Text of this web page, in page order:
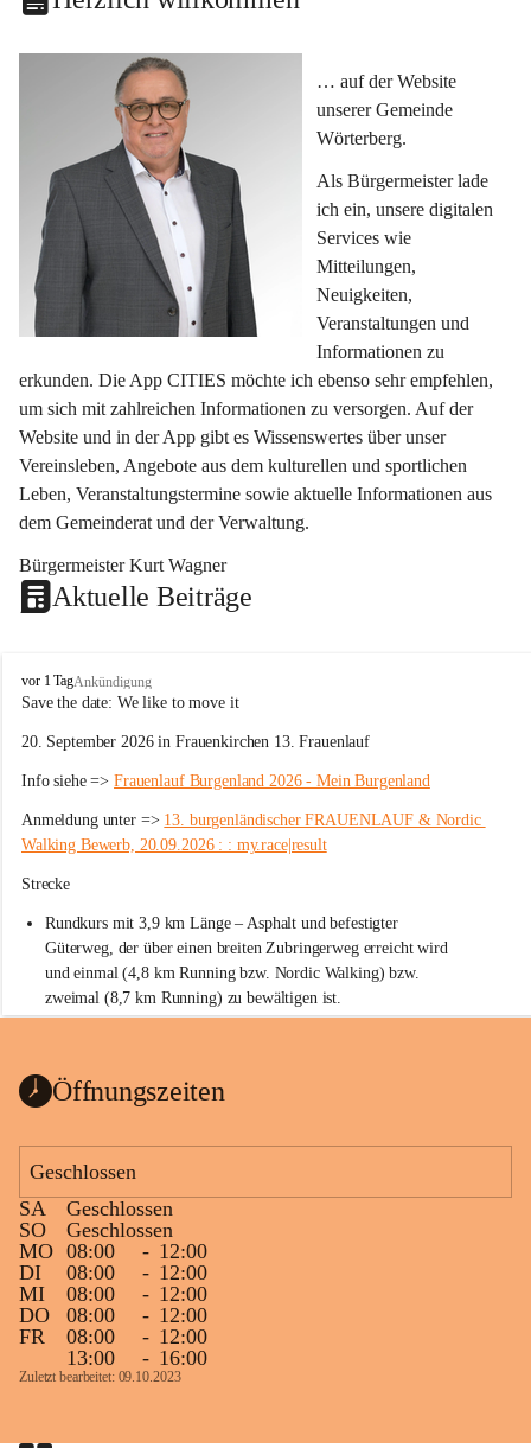
… auf der Website
unserer Gemeinde
Wörterberg.
Als Bürgermeister lade
ich ein, unsere digitalen
Services wie
Mitteilungen,
Neuigkeiten,
Veranstaltungen und
Informationen zu
erkunden. Die App CITIES möchte ich ebenso sehr empfehlen,
um sich mit zahlreichen Informationen zu versorgen. Auf der
Website und in der App gibt es Wissenswertes über unser
Vereinsleben, Angebote aus dem kulturellen und sportlichen
Leben, Veranstaltungstermine sowie aktuelle Informationen aus
dem Gemeinderat und der Verwaltung.
Bürgermeister Kurt Wagner
Aktuelle Beiträge
W
ö
t
r
b
e
r
g
vor 1 TagAnkündigung
Save the date: We like to move it
20. September 2026 in Frauenkirchen 13. Frauenlauf
Info siehe => Frauenlauf Burgenland 2026 - Mein Burgenland
Anmeldung unter => 13. burgenländischer FRAUENLAUF & Nordic
Walking Bewerb, 20.09.2026 : : my.race|result
Strecke
Rundkurs mit 3,9 km Länge – Asphalt und befestigter
Güterweg, der über einen breiten Zubringerweg erreicht wird
und einmal (4,8 km Running bzw. Nordic Walking) bzw.
zweimal (8,7 km Running) zu bewältigen ist.
Parkplatz auf der Rückseite der St. Martins Therme & Lodge
Zielgelände mit Verpflegungstruck
Ablauf
Samstag, 19.9.
13 bis 15 Uhr Startnummernausgabe, im Seminarraum der St.
Martins Therme & Lodge Frauenkirchen (vom Parkplatz hinter
der Therme zugänglich)
Sonntag, 20.9.
Öffnungszeiten
Geschlossen
SA
Geschlossen
SO
Geschlossen
MO 08:00 - 12:00
DI
08:00 - 12:00
MI
08:00 - 12:00
DO
08:00 - 12:00
FR
08:00 - 12:00
13:00
- 16:00
Zuletzt bearbeitet: 09.10.2023